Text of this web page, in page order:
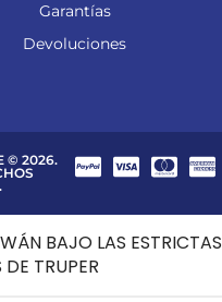
Garantías
Devoluciones
© 2026.
BAJO LAS ESTRICTAS
TRUPER